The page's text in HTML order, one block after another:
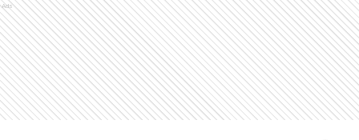
Ads